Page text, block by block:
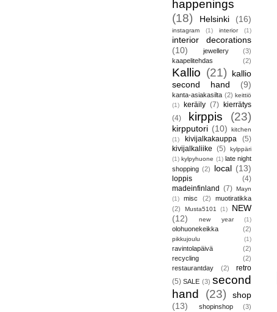
happenings
(18)
Helsinki (16)
instagram (1) interior (1)
interior decorations
(10)
jewellery
(3)
kaapelitehdas
(2)
Kallio (21)
kallio
second hand
(9)
kanta-asiakasilta (2) keittiö
(1)
keräily (7) kierrätys
(4)
kirppis (23)
kirpputori (10)
kitchen
(1)
kivijalkakauppa
(5)
kivijalkaliike (5)
kylppäri
(1) kylpyhuone (1) late night
shopping (2) local (13)
loppis
(4)
madeinfinland (7) Mayn
(1)
misc (2)
muotiratikka
(2)
Musta5101 (1)
NEW
(12)
new year (1)
olohuonekeikka (2)
pikkujoulu (1)
ravintolapäivä
(2)
recycling
(2)
restaurantday
(2)
retro
(5) SALE (3) second
hand
(23)
shop
(13)
shopinshop
(3)